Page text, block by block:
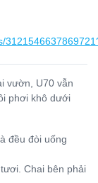
vườn, U70 vẫn
phơi khô dưới
đều đòi uống
Chai bên phải